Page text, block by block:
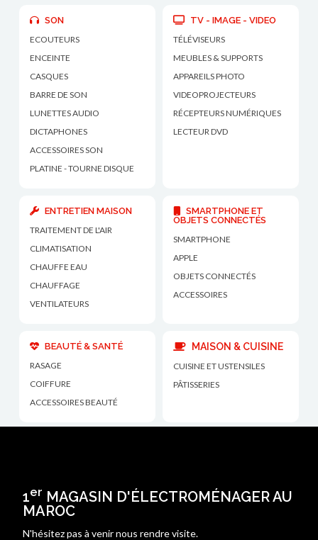
SON
ECOUTEURS
ENCEINTE
CASQUES
BARRE DE SON
LUNETTES AUDIO
DICTAPHONES
ACCESSOIRES SON
PLATINE - TOURNE DISQUE
TV - IMAGE - VIDEO
TÉLÉVISEURS
MEUBLES & SUPPORTS
APPAREILS PHOTO
VIDEOPROJECTEURS
RÉCEPTEURS NUMÉRIQUES
LECTEUR DVD
ENTRETIEN MAISON
TRAITEMENT DE L'AIR
CLIMATISATION
CHAUFFE EAU
CHAUFFAGE
VENTILATEURS
SMARTPHONE ET
OBJETS CONNECTÉS
SMARTPHONE
APPLE
OBJETS CONNECTÉS
ACCESSOIRES
BEAUTÉ & SANTÉ
RASAGE
COIFFURE
ACCESSOIRES BEAUTÉ
MAISON & CUISINE
CUISINE ET USTENSILES
PÂTISSERIES
1er MAGASIN D'ÉLECTROMÉNAGER AU
MAROC
N'hésitez pas à venir nous rendre visite.